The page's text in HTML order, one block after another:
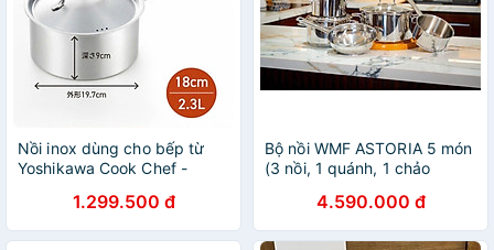
Nồi inox dùng cho bếp từ
Yoshikawa Cook Chef -
1.299.500 đ
Bộ nồi WMF ASTORIA 5 món
(3 nồi, 1 quánh, 1 chảo
4.590.000 đ